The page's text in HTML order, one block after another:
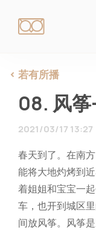
若有所播
08. 风
2021/03/17 13:27
春天到了。在南
能将大地灼烤到
着姐姐和宝宝一
车，也开到城区
间放风筝。风筝